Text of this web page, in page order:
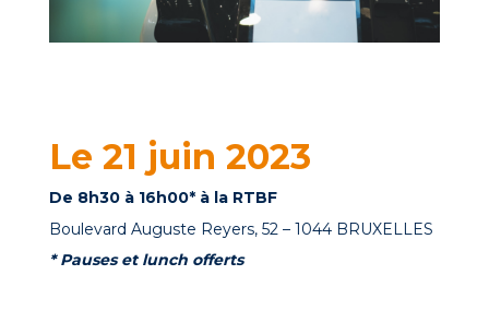
Le 21 juin 2023
De 8h30 à 16h00* à la RTBF
Boulevard Auguste Reyers, 52 – 1044 BRUXELLES
* Pauses et lunch offerts